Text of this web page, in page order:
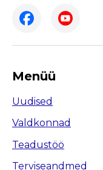
Menüü
Uudised
Valdkonnad
Teadustöö
Terviseandmed